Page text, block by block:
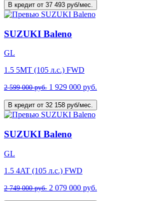
В кредит от 37 493 руб/мес.
SUZUKI Baleno
GL
1.5 5MT (105 л.с.) FWD
2 599 000 руб. 1 929 000 руб.
В кредит от 32 158 руб/мес.
SUZUKI Baleno
GL
1.5 4AT (105 л.с.) FWD
2 749 000 руб. 2 079 000 руб.